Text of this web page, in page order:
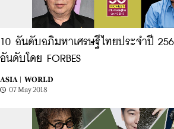
10 อันดับอภิมหาเศรษฐีไทยประจำปี
อันดับโดย FORBES
ASIA |
WORLD
07 May 2018